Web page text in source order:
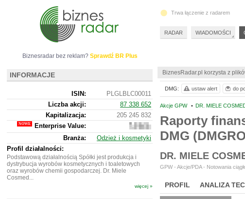
BiznesRadar.pl korzysta z
Akcje GPW • DR. MIELE
Raporty
DMG
DR. MIELE
GPW - Akcje/PDA - Notowania
PROFIL ANALIZA
DMG: ustaw alert do
Biznesradar bez reklam? Sprawdź BR Plus
INFORMACJE
ISIN:
PLGLBLC00011
Liczba akcji:
87 338 652
Kapitalizacja:
205 245 832
Enterprise Value:
265
973
832
Branża:
Odzież i kosmetyki
Profil działalności:
Podstawową działalnością Spółki jest produkcja i
dystrybucja wyrobów kosmetycznych i toaletowych
oraz wyrobów chemii gospodarczej. Dr. Miele
Cosmed...
więcej »
Trwa łączenie z radarem
RADAR WIADOMOŚCI